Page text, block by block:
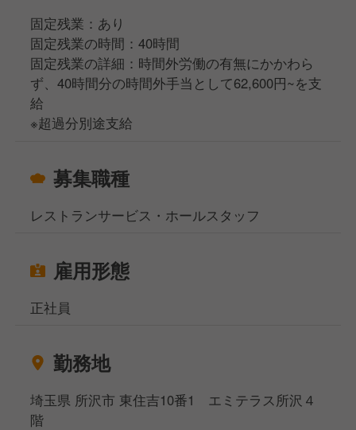
しゃぶしゃぶ 牛太浦和パルコ店
但馬屋ココリア多摩センター店
しゃぶしゃぶ但馬屋新百合ヶ丘店
しゃぶしゃぶ但馬屋八重洲店
しゃぶしゃぶ 牛太横須賀店
しゃぶしゃぶ 牛太ココリア多摩センター店
しゃぶしゃぶ 牛太相模大野店
ハンバーグ＆ステーキ HIROダイバーシティ東京プラ
焼肉スタミナ食遊 鳴尾銀座本店
固定残業：あり
固定残業の時間：40時間
固定残業の詳細：時間外労働の有無にかかわら
ず、40時間分の時間外手当として62,600円~を支
給
※超過分別途支給
募集職種
レストランサービス・ホールスタッフ
雇用形態
正社員
勤務地
埼玉県 所沢市 東住吉10番1 エミテラス所沢４
階